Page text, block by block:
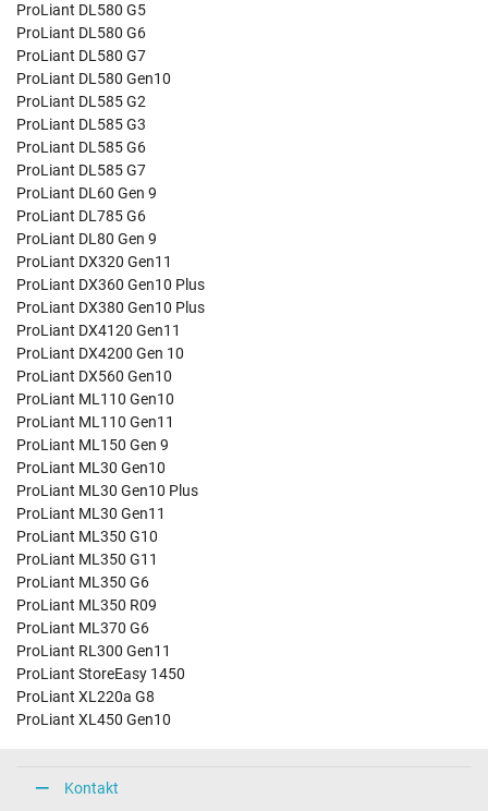
ProLiant DL580 G5
ProLiant DL580 G6
ProLiant DL580 G7
ProLiant DL580 Gen10
ProLiant DL585 G2
ProLiant DL585 G3
ProLiant DL585 G6
ProLiant DL585 G7
ProLiant DL60 Gen 9
ProLiant DL785 G6
ProLiant DL80 Gen 9
ProLiant DX320 Gen11
ProLiant DX360 Gen10 Plus
ProLiant DX380 Gen10 Plus
ProLiant DX4120 Gen11
ProLiant DX4200 Gen 10
ProLiant DX560 Gen10
ProLiant ML110 Gen10
ProLiant ML110 Gen11
ProLiant ML150 Gen 9
ProLiant ML30 Gen10
ProLiant ML30 Gen10 Plus
ProLiant ML30 Gen11
ProLiant ML350 G10
ProLiant ML350 G11
ProLiant ML350 G6
ProLiant ML350 R09
ProLiant ML370 G6
ProLiant RL300 Gen11
ProLiant StoreEasy 1450
ProLiant XL220a G8
ProLiant XL450 Gen10
Kontakt